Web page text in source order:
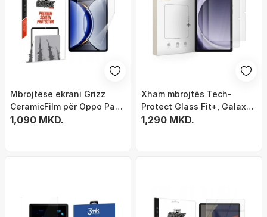
Mbrojtëse ekrani Grizz
CeramicFilm për Oppo Pad
3 Pro, keramik,
1,090 MKD.
Xham mbrojtës Tech-
Protect Glass Fit+, Galaxy
Tab A9 Plus A11 Plus 11", 2
1,290 MKD.